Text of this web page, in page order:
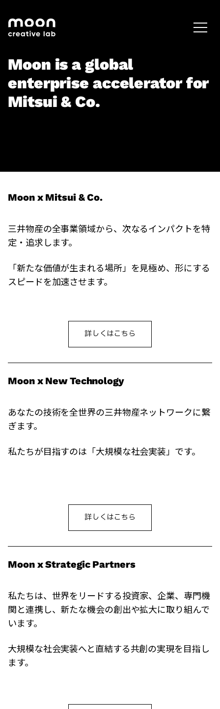
HOME
CAREERS
LEADERSHIP
Moon is a global
enterprise accelerator for
Mitsui & Co.
Moon x Mitsui & Co.
三井物産の全事業領域から、次なるインパクトを特
定・追求します。
「新たな価値が生まれる場所」を見極め、形にする
スピードを加速させます。
詳しくはこちら
Moon x New Technology
あなたの技術を全世界の三井物産ネットワークに繋
ぎます。
私たちが目指すのは「大規模な社会実装」です。
詳しくはこちら
Moon x Strategic Partners
私たちは、世界をリードする投資家、企業、専門機
関と連携し、新たな機会の創出や拡大に取り組んで
います。
大規模な社会実装へと直結する共創の実現を目指し
ます。